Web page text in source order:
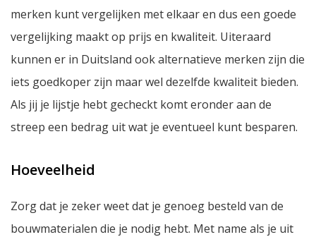
merken kunt vergelijken met elkaar en dus een goede
vergelijking maakt op prijs en kwaliteit. Uiteraard
kunnen er in Duitsland ook alternatieve merken zijn die
iets goedkoper zijn maar wel dezelfde kwaliteit bieden.
Als jij je lijstje hebt gecheckt komt eronder aan de
streep een bedrag uit wat je eventueel kunt besparen.
Hoeveelheid
Zorg dat je zeker weet dat je genoeg besteld van de
bouwmaterialen die je nodig hebt. Met name als je uit